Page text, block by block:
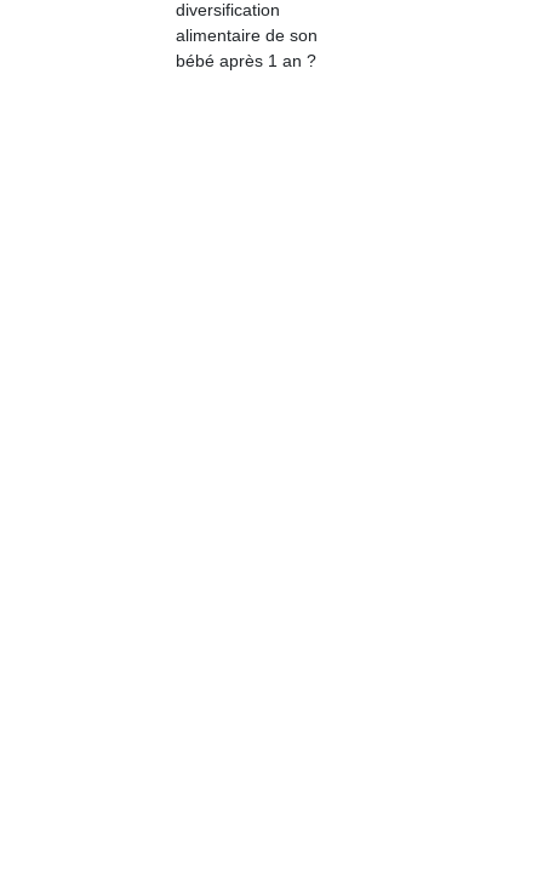
diversification
alimentaire de son
bébé après 1 an ?
ou
apprentissage…